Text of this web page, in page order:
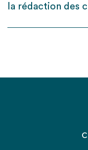
la rédaction des